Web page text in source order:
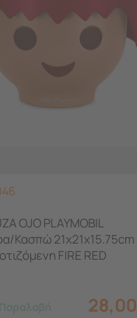
OJO PLAYMOBIL
Κασπώ 21x21x15.75cm
FIRE RED
28,00